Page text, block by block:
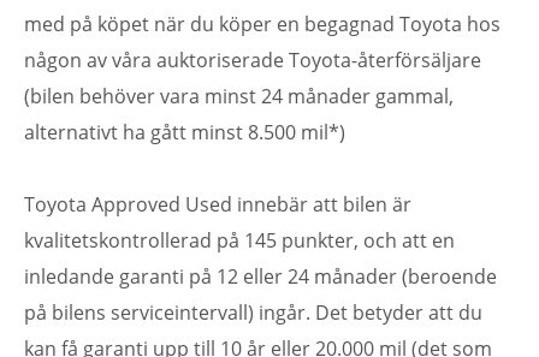
med på köpet när du köper en begagnad Toyota hos
någon av våra auktoriserade Toyota-återförsäljare
(bilen behöver vara minst 24 månader gammal,
alternativt ha gått minst 8.500 mil*)
Toyota Approved Used innebär att bilen är
kvalitetskontrollerad på 145 punkter, och att en
inledande garanti på 12 eller 24 månader (beroende
på bilens serviceintervall) ingår. Det betyder att du
kan få garanti upp till 10 år eller 20.000 mil (det som